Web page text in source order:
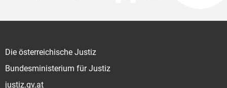
Die österreichische Justiz
Bundesministerium für Justiz
justiz.gv.at